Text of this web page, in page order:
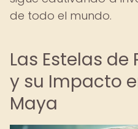
de todo el mundo.
Las Estelas de
y su Impacto
Maya